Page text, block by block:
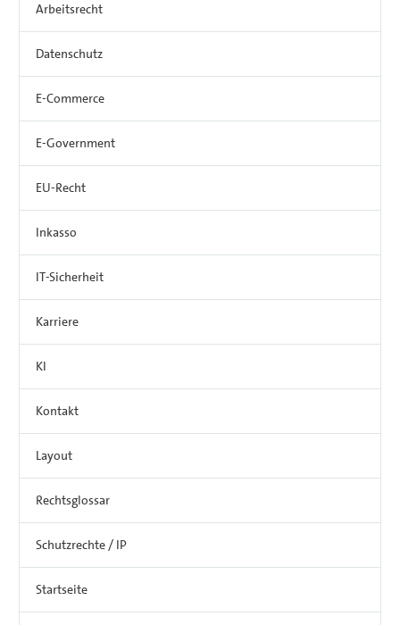
Arbeitsrecht
Datenschutz
E-Commerce
E-Government
EU-Recht
Inkasso
IT-Sicherheit
Karriere
KI
Kontakt
Layout
Rechtsglossar
Schutzrechte / IP
Startseite